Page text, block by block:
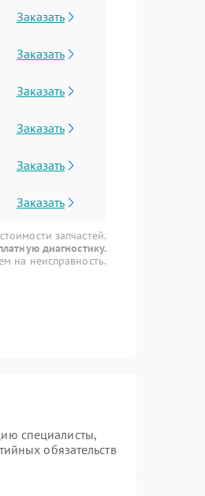
Заказать
Заказать
Заказать
Заказать
Заказать
Заказать
запчастей.
диагностику.
на неисправность.
специалисты,
обязательств